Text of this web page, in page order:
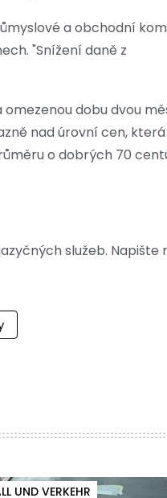
a obchodní
"Snížení daně z
dobu dvou
nad úrovní cen, která
o dobrých 70
služeb. Napište
UND VERKEHR